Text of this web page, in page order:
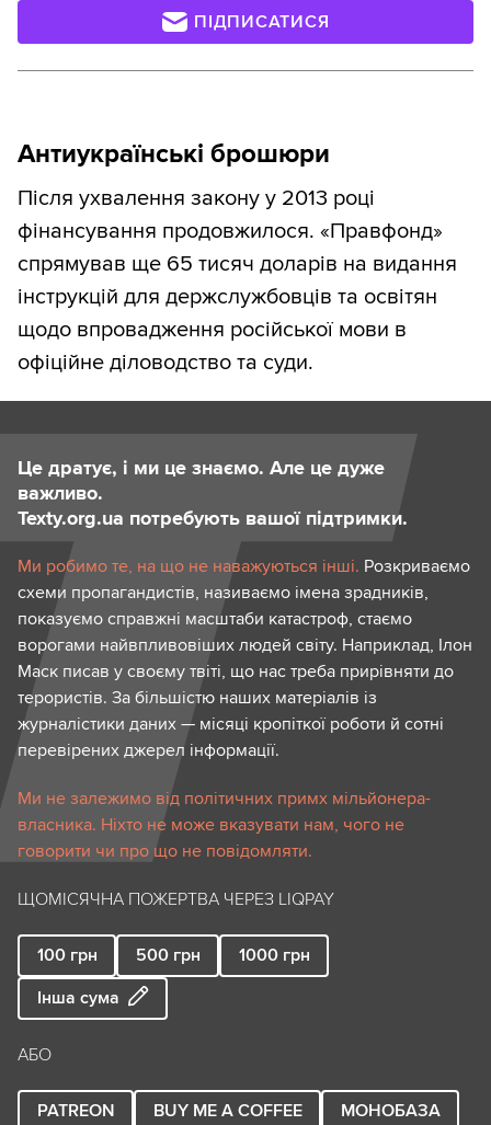
ПІДПИСАТИСЯ
Антиукраїнські брошюри
Після ухвалення закону у 2013 році
фінансування продовжилося. «Правфонд»
спрямував ще 65 тисяч доларів на видання
інструкцій для держслужбовців та освітян
щодо впровадження російської мови в
офіційне діловодство та суди.
Це дратує, і ми це знаємо. Але це дуже
важливо.
Texty.org.ua потребують вашої підтримки.
Ми робимо те, на що не наважуються інші. Розкриваємо
схеми пропагандистів, називаємо імена зрадників,
показуємо справжні масштаби катастроф, стаємо
ворогами найвпливовіших людей світу. Наприклад, Ілон
Маск писав у своєму твіті, що нас треба прирівняти до
терористів. За більшістю наших матеріалів із
журналістики даних — місяці кропіткої роботи й сотні
перевірених джерел інформації.
Ми не залежимо від політичних примх мільйонера-
власника. Ніхто не може вказувати нам, чого не
говорити чи про що не повідомляти.
ЩОМІСЯЧНА ПОЖЕРТВА ЧЕРЕЗ LIQPAY
100 грн 500 грн 1000 грн
Інша сума
АБО
PATREON BUY ME A COFFEE
МОНОБАЗА